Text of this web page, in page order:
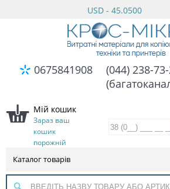
USD - 45.0500
0675841908
(044) 238-
Мій кошик
Зараз ваш
кошик
порожній
Каталог товарів